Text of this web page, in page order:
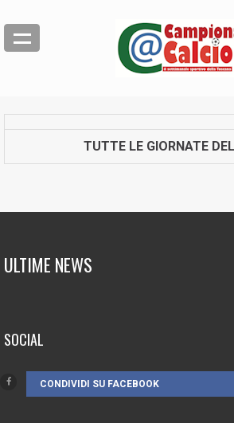
TUTTE LE GIORNATE DEL
ULTIME NEWS
SOCIAL
CONDIVIDI SU FACEBOOK